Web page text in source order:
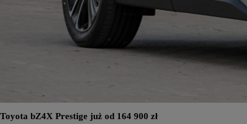
Toyota bZ4X Prestige już od 164 900 zł